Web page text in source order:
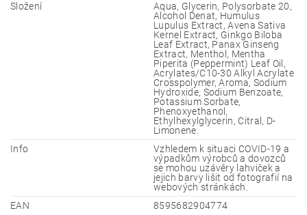
Složení
Aqua, Glycerin, Polysorbate 20,
Alcohol Denat, Humulus
Lupulus Extract, Avena Sativa
Kernel Extract, Ginkgo Biloba
Leaf Extract, Panax Ginseng
Extract, Menthol, Mentha
Piperita (Peppermint) Leaf Oil,
Acrylates/C10-30 Alkyl Acrylate
Crosspolymer, Aroma, Sodium
Hydroxide, Sodium Benzoate,
Potassium Sorbate,
Phenoxyethanol,
Ethylhexylglycerin, Citral, D-
Limonene.
Info
Vzhledem k situaci COVID-19 a
výpadkům výrobců a dovozců
se mohou uzávěry lahviček a
jejich barvy lišit od fotografií na
webových stránkách.
EAN
8595682904774